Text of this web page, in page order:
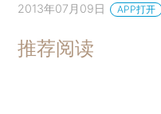
2013年07月09日 APP打开
推荐阅读